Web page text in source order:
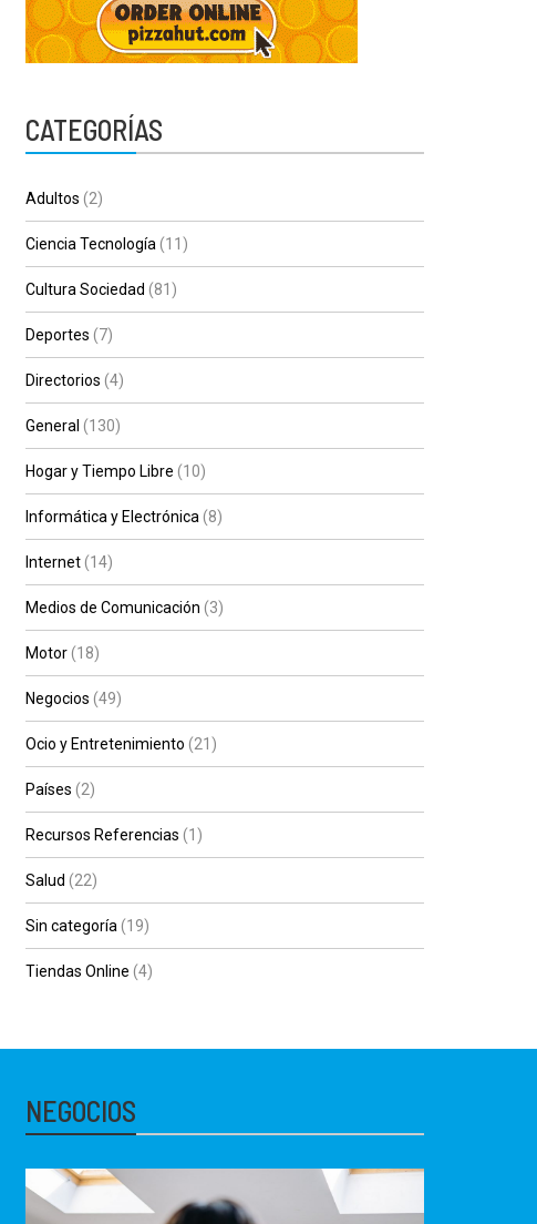
CATEGORÍAS
Adultos (2)
Ciencia Tecnología (11)
Cultura Sociedad (81)
Deportes (7)
Directorios (4)
General (130)
Hogar y Tiempo Libre (10)
Informática y Electrónica (8)
Internet(14)
Medios de Comunicación (3)
Motor(18)
Negocios (49)
Ocio y Entretenimiento (21)
Países (2)
Recursos Referencias (1)
Salud (22)
Sin categoría (19)
Tiendas Online (4)
NEGOCIOS